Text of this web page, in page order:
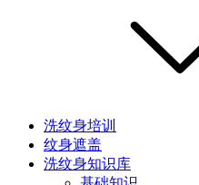
洗纹身培训
纹身遮盖
洗纹身知识库